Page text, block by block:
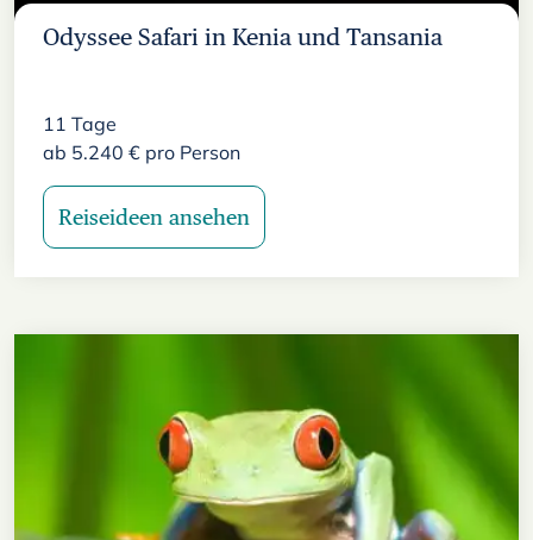
Odyssee Safari in Kenia und Tansania
11 Tage
ab 5.240 € pro Person
Reiseideen ansehen